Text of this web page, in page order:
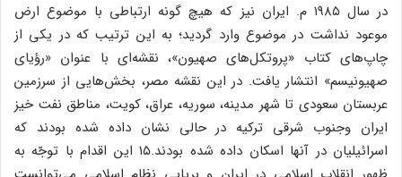
در سال ۱۹۸۵ م. ایران نیز که هیچ گونه ارتباطی با موضوع ارض
موعود نداشت در موضوع وارد گردید؛ به این ترتیب که در یکی از
چاپ‌های کتاب «پروتکل‌های صهیون»، نقشه‌ای با عنوان «رؤیای
صهیونیسم» انتشار یافت. در این نقشه مصر، بخش‌هایی از سرزمین
عربستان سعودی تا شهر مدینه، سوریه، عراق، کویت، مناطق نفت خیز
ایران وجنوب شرقی ترکیه در حالی نشان داده شده بودند که
اسرائیلیان در آنها اسکان داده شده بودند.۱۵ این اقدام با توجّه به